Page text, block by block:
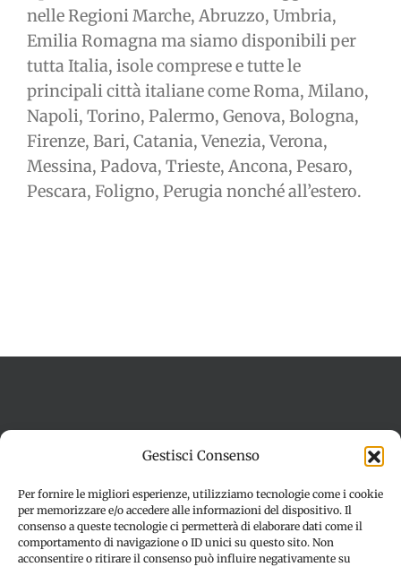
Gestisci Consenso
Per fornire le migliori esperienze, utilizziamo tecnologie come i cookie
per memorizzare e/o accedere alle informazioni del dispositivo. Il
consenso a queste tecnologie ci permetterà di elaborare dati come il
comportamento di navigazione o ID unici su questo sito. Non
acconsentire o ritirare il consenso può influire negativamente su
nelle Regioni Marche, Abruzzo, Umbria,
Emilia Romagna ma siamo disponibili per
tutta Italia, isole comprese e tutte le
principali città italiane come Roma, Milano,
Napoli, Torino, Palermo, Genova, Bologna,
Firenze, Bari, Catania, Venezia, Verona,
Messina, Padova, Trieste, Ancona, Pesaro,
Pescara, Foligno, Perugia nonché all’estero.
Disconoscimento